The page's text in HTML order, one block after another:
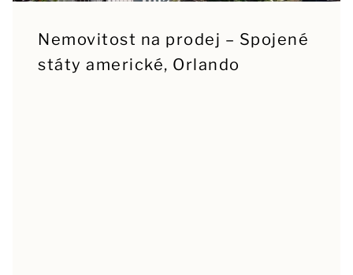
Nemovitost na prodej – Spojené
státy americké, Orlando